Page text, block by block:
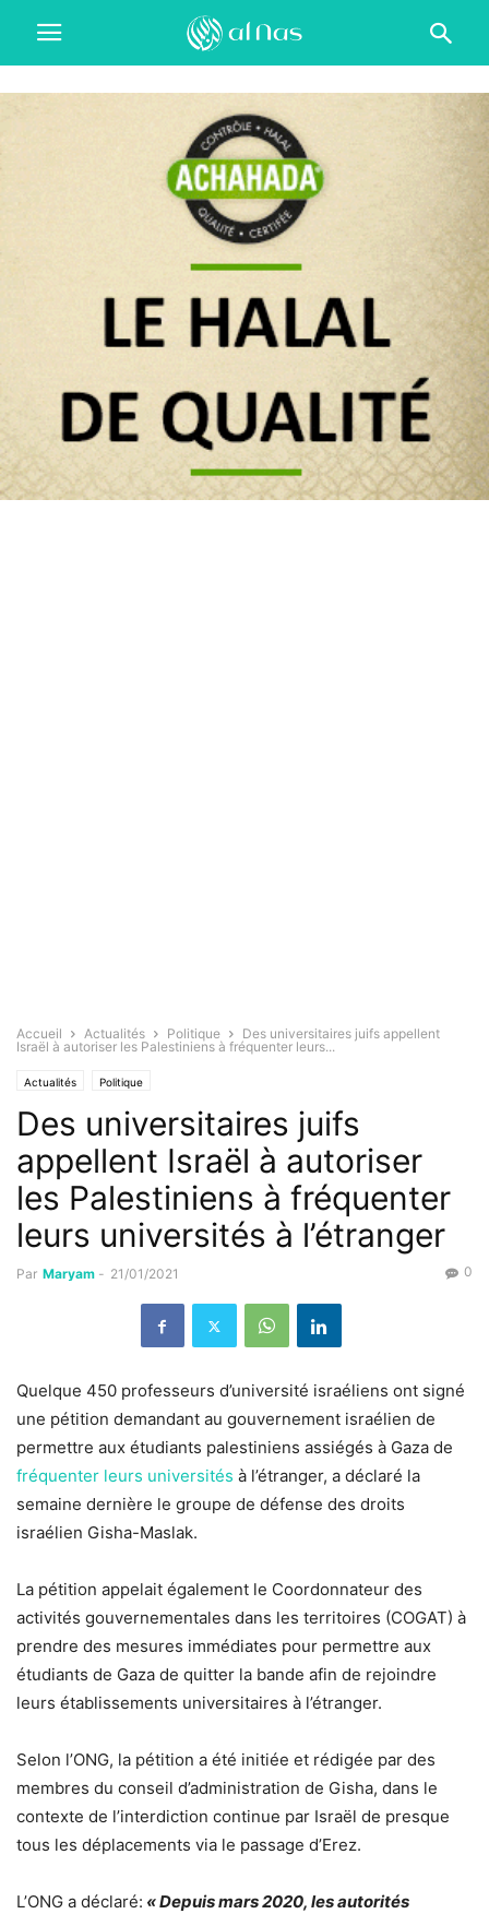
Accueil Actualités Politique
Des universitaires juifs appellent
Israël à autoriser les Palestiniens à fréquenter leurs...
Actualités Politique
Des universitaires juifs
appellent Israël à autoriser
les Palestiniens à fréquenter
leurs universités à l’étranger
Par Maryam - 21/01/2021 0
Quelque 450 professeurs d’université israéliens ont signé
une pétition demandant au gouvernement israélien de
permettre aux étudiants palestiniens assiégés à Gaza de
fréquenter leurs universités à l’étranger, a déclaré la
semaine dernière le groupe de défense des droits
israélien Gisha-Maslak.
La pétition appelait également le Coordonnateur des
activités gouvernementales dans les territoires (COGAT) à
prendre des mesures immédiates pour permettre aux
étudiants de Gaza de quitter la bande afin de rejoindre
leurs établissements universitaires à l’étranger.
Selon l’ONG, la pétition a été initiée et rédigée par des
membres du conseil d’administration de Gisha, dans le
contexte de l’interdiction continue par Israël de presque
tous les déplacements via le passage d’Erez.
L’ONG a déclaré: « Depuis mars 2020, les autorités